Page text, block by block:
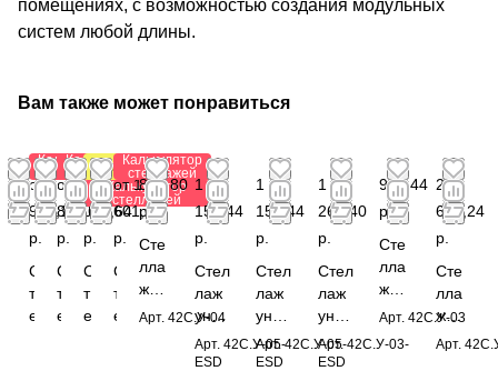
помещениях, с возможностью создания модульных
систем любой длины.
Вам также может понравиться
Калькулятор
стеллажей
от
996,12
р.
С
т
е
Калькулятор
стеллажей
от
866,64
р.
С
т
е
Антистатический
Калькулятор
стеллажей
от 2
003,64
р.
С
т
е
Калькулятор
стеллажей
от 1
601,64
р.
С
т
е
841,80
р.
Сте
лла
ж
унив
Арт. 42С.У-04
1
153,44
р.
Стел
лаж
унив
ерса
льны
Арт.42С.У-05-
ESD
1
153,44
р.
Стел
лаж
унив
ерса
льны
Арт.42С.У-05-
ESD
1
262,40
р.
Стел
лаж
унив
ерса
льны
Арт.42С.У-03-
ESD
982,44
р.
Сте
лла
ж
унив
Арт.42С.У-03
2
616,24
р.
Сте
лла
ж
спе
Арт.